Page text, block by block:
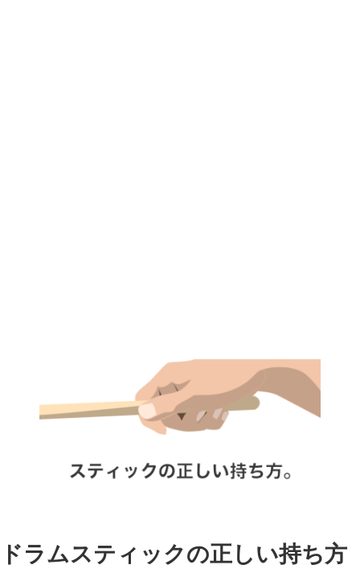
ドラムスティックの正しい持ち方